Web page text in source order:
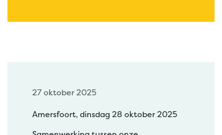
27 oktober 2025
Amersfoort, dinsdag 28 oktober 2025